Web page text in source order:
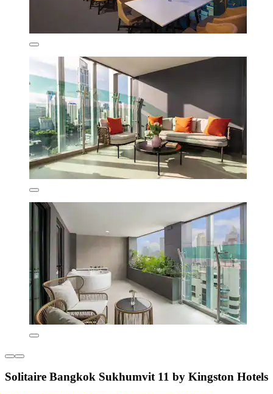
Solitaire Bangkok Sukhumvit 11 by Kingston Hotels